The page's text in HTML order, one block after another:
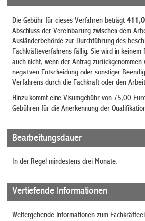
Die Gebühr für dieses Verfahren beträgt
Abschluss der Vereinbarung zwischen dem
Ausländerbehörde zur Durchführung des
Fachkräfteverfahrens fällig. Sie wird in keinem
auch nicht, wenn der Antrag zurückgenommen
negativen Entscheidung oder sonstiger
Verfahrens durch die Fachkraft oder den
Hinzu kommt eine Visumgebühr von 75,00
Gebühren für die Anerkennung der
Bearbeitungsdauer
In der Regel mindestens drei Monate.
Vertiefende Informationen
Weitergehende Informationen zum